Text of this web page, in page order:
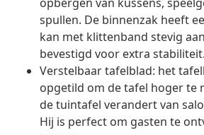
spullen. De binnenzak heeft
kan met klittenband stevig
bevestigd voor extra stabiliteit.
Verstelbaar tafelblad: het
opgetild om de tafel hoger te
de tuintafel verandert van
Hij is perfect om gasten te